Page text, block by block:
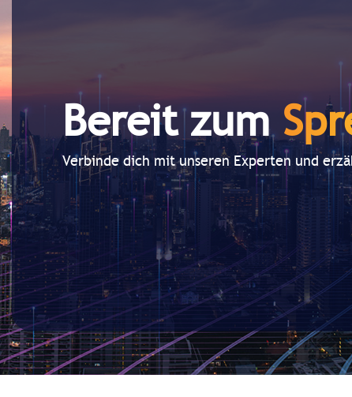
Bereit zum
Verbinde dich mit unseren Experten und